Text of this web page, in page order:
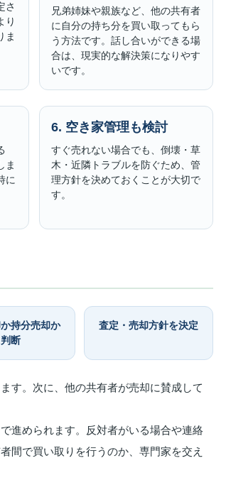
さ
り
ま
兄弟姉妹や親族など、他の共有者
に自分の持ち分を買い取ってもら
う方法です。話し合いができる場
合は、現実的な解決策になりやす
いです。
ま
に
6. 空き家管理も検討
すぐ売れない場合でも、倒壊・草
木・近隣トラブルを防ぐため、管
理方針を決めておくことが大切で
す。
持分売却か
判断
査定・売却方針を決定
す。次に、他の共有者が売却に賛成して
進められます。反対者がいる場合や連絡
間で買い取りを行うのか、専門家を交え